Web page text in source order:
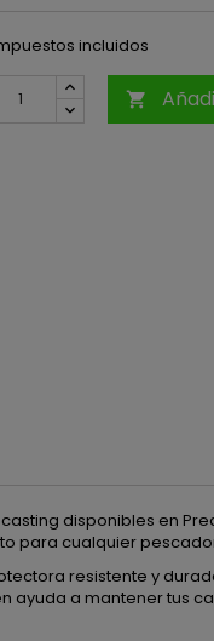
incluidos

disponibles en
para cualquier
resistente y
ayuda a mantener tus